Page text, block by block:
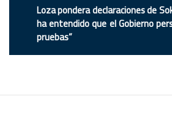
Loza pondera declaraciones de
ha entendido que el Gobierno
pruebas”